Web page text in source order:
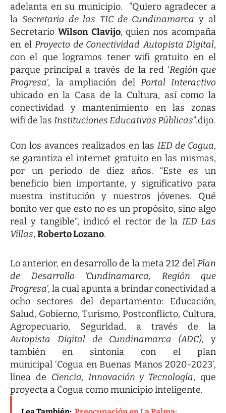
adelanta en su municipio. “Quiero agradecer a
laSecretaria de las TIC de Cundinamarca y al
Secretario Wilson Clavijo, quien nos acompaña
en el Proyecto de Conectividad Autopista Digital,
con el que logramos tener wifi gratuito en el
parque principal a través de la red ‘Región que
Progresa’, la ampliación delPortal Interactivo
ubicado en la Casa de la Cultura, así como la
conectividad y mantenimiento en las zonas
wifi de las Instituciones Educativas Públicas”.dijo.
Con los avances realizados en las IED de Cogua,
se garantiza el internet gratuito en las mismas,
por un periodo de diez años. “Este es un
beneficio bien importante, y significativo para
nuestra institución y nuestros jóvenes. Qué
bonito ver que esto no es un propósito, sino algo
real y tangible”, indicó el rector de la IED Las
Villas, Roberto Lozano.
Lo anterior, en desarrollo de la meta 212 delPlan
de Desarrollo ‘Cundinamarca, Región que
Progresa’, la cual apunta a brindar conectividad a
ocho sectores del departamento: Educación,
Salud, Gobierno, Turismo, Postconflicto, Cultura,
Agropecuario, Seguridad, a través de la
Autopista Digital de Cundinamarca (ADC), y
también en sintonía con el plan
municipal ‘Cogua en Buenas Manos 2020-2023’,
línea de Ciencia, Innovación y Tecnología, que
proyecta a Cogua como municipio inteligente.